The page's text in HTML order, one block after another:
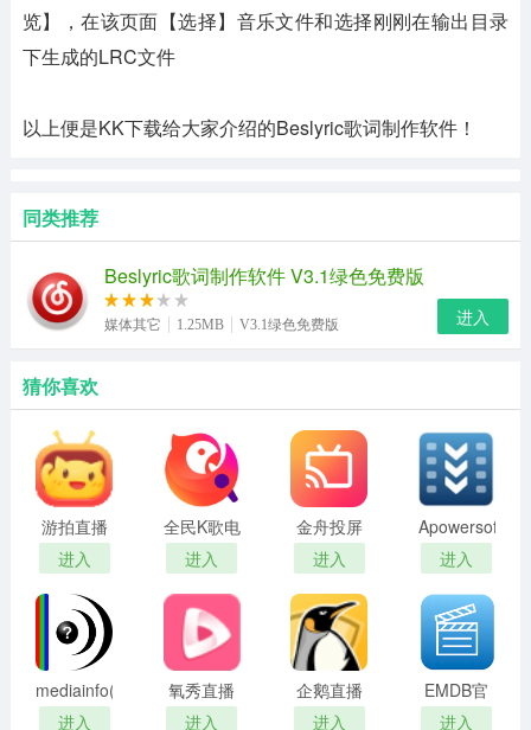
览】，在该页面【选择】音乐文件和选择刚刚在输出目录
下生成的LRC文件
以上便是KK下载给大家介绍的Beslyric歌词制作软件！
同类推荐
Beslyric歌词制作软件 V3.1绿色免费版
媒体其它 1.25MB V3.1绿色免费版 进入
猜你喜欢
游拍直播
君
进入
全民K歌电
脑官方版
进入
金舟投屏
电脑版
进入
Apowersoft(视
频下载王)
进入
mediainfo(视
频参数检
进入
氧秀直播
伴侣
进入
企鹅直播
伴侣
进入
EMDB官
方正版
进入